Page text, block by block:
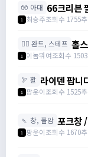
🧤 아대 66크리븐
1 최승주조회수 1755
🧙‍♀️ 완드, 스테프 홀
1 이놈뭐여조회수 1503
🏹 활 라이덴 팝
https://
1 팡윤이조회수 1525
🍡 창, 폴암 포크창
포크 창
1 팡윤이조회수 1670